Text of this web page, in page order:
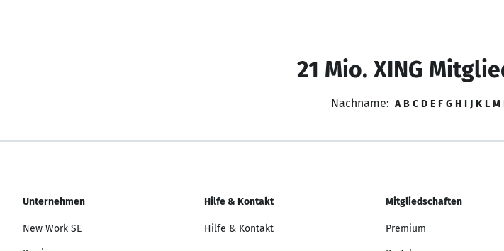
21 Mio. XING
Nachname: A B C D E F G H I J K L M
Unternehmen
New Work SE
Hilfe & Kontakt
Hilfe & Kontakt
Mitgliedschaften
Premium